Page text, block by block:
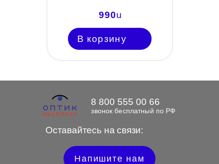
990u
В корзину
Оставайтесь на связи:
8 800 555 00 66
звонок бесплатный по РФ
Напишите нам